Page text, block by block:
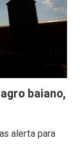
baiano,
alerta para